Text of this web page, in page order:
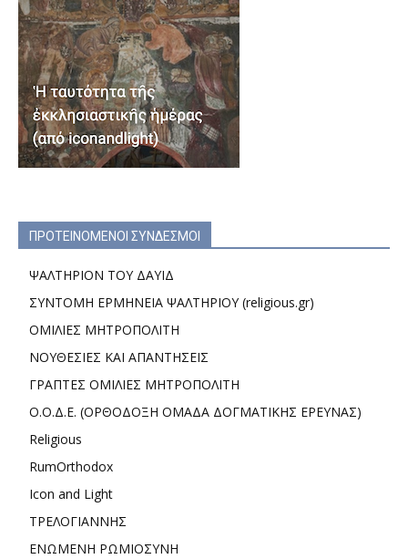
ΠΡΟΤΕΙΝΟΜΕΝΟΙ ΣΥΝΔΕΣΜΟΙ
ΨΑΛΤΗΡΙΟΝ ΤΟΥ ΔΑΥΙΔ
ΣΥΝΤΟΜΗ ΕΡΜΗΝΕΙΑ ΨΑΛΤΗΡΙΟΥ (religious.gr)
ΟΜΙΛΙΕΣ ΜΗΤΡΟΠΟΛΙΤΗ
ΝΟΥΘΕΣΙΕΣ ΚΑΙ ΑΠΑΝΤΗΣΕΙΣ
ΓΡΑΠΤΕΣ ΟΜΙΛΙΕΣ ΜΗΤΡΟΠΟΛΙΤΗ
Ο.Ο.Δ.Ε. (ΟΡΘΟΔΟΞΗ ΟΜΑΔΑ ΔΟΓΜΑΤΙΚΗΣ ΕΡΕΥΝΑΣ)
Religious
RumOrthodox
Icon and Light
ΤΡΕΛΟΓΙΑΝΝΗΣ
ΕΝΩΜΕΝΗ ΡΩΜΙΟΣΥΝΗ